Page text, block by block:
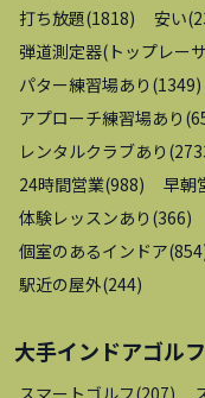
打ち放題(1818) 安い(
弾道測定器(トップレー
パター練習場あり (1349)
アプローチ練習場あり (
レンタルクラブあり (
24時間営業(988) 早朝
体験レッスンあり (366)
個室のあるインドア(854
駅近の屋外(244)
大手インドアゴル
スマートゴルフ(207)